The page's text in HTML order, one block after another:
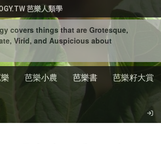
芭樂人類學
covers things that are Grotesque,
Virid, and Auspicious about
芭樂小農 芭樂書
芭樂籽大賞